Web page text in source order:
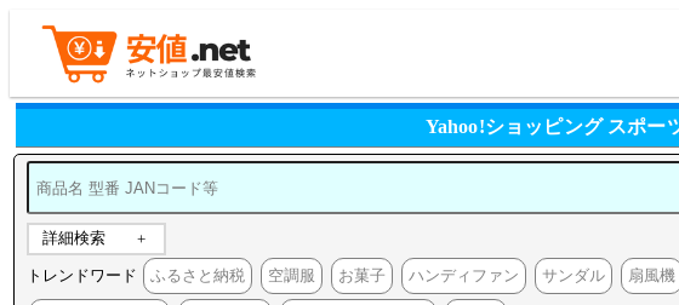
Yahoo!ショッピング スポー
詳細検索
トレンドワード ふるさと納税 空調服 お菓子 ハンディファン サンダル 扇風機